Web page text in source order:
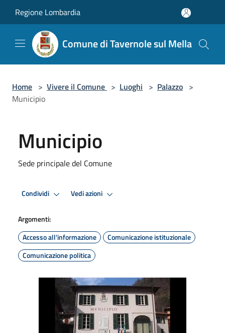
Regione Lombardia
Comune di Tavernole sul Mella
Home > Vivere il Comune > Luoghi > Palazzo >
Municipio
Municipio
Sede principale del Comune
Condividi Vedi azioni
Argomenti:
Accesso all'informazione
Comunicazione istituzionale
Comunicazione politica